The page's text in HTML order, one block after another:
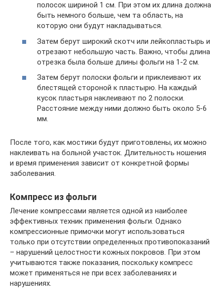
полосок шириной 1 см. При этом их длина должна
быть немного больше, чем та область, на
которую они будут накладываться.
Затем берут широкий скотч или лейкопластырь и
отрезают небольшую часть. Важно, чтобы длина
отрезка была больше длины фольги на 1-2 см.
Затем берут полоски фольги и приклеивают их
блестящей стороной к пластырю. На каждый
кусок пластыря наклеивают по 2 полоски.
Расстояние между ними должно быть около 5-6
мм.
После того, как мостики будут приготовлены, их можно
наклеивать на больной участок. Длительность ношения
и время применения зависит от конкретной формы
заболевания.
Компресс из фольги
Лечение компрессами является одной из наиболее
эффективных техник применения фольги. Однако
компрессионные примочки могут использоваться
только при отсутствии определенных противопоказаний
– нарушений целостности кожных покровов. При этом
учитываются также показания, поскольку компресс
может применяться не при всех заболеваниях и
нарушениях.